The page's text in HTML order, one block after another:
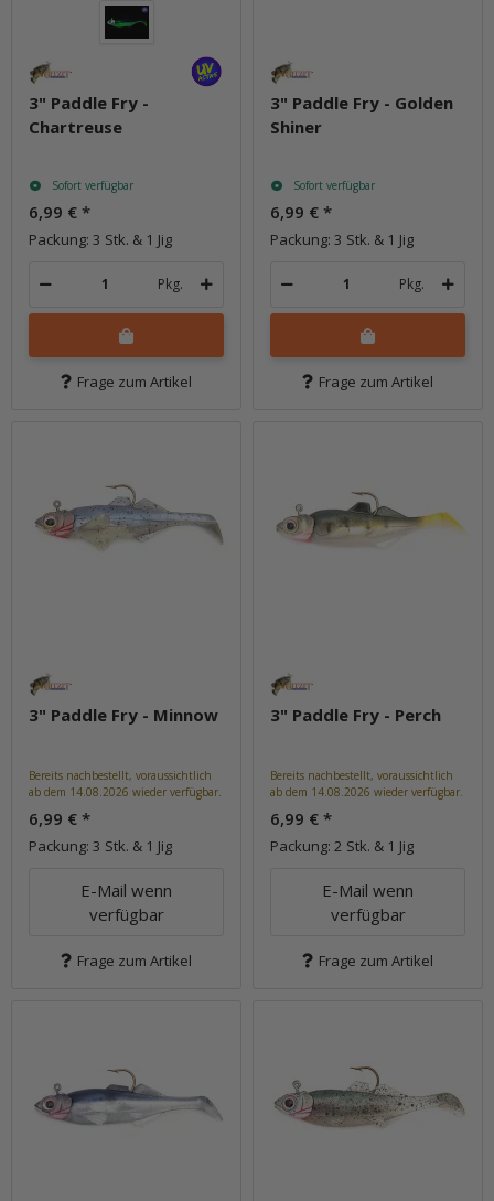
3" Paddle Fry -
Chartreuse
Sofort verfügbar
6,99 € *
Packung: 3 Stk. & 1 Jig
Pkg.
Frage zum Artikel
3" Paddle Fry - Golden
Shiner
Sofort verfügbar
6,99 € *
Packung: 3 Stk. & 1 Jig
Pkg.
Frage zum Artikel
3" Paddle Fry - Minnow
Bereits nachbestellt, voraussichtlich
ab dem 14.08.2026 wieder verfügbar.
6,99 € *
Packung: 3 Stk. & 1 Jig
E-Mail wenn
verfügbar
Frage zum Artikel
3" Paddle Fry - Perch
Bereits nachbestellt, voraussichtlich
ab dem 14.08.2026 wieder verfügbar.
6,99 € *
Packung: 2 Stk. & 1 Jig
E-Mail wenn
verfügbar
Frage zum Artikel